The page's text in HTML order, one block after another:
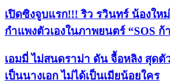
เปิดซิงจูบแรก!!! ริว รวินทร์ น้องให
กำแพงตัวเองในภาพยนตร์ “SOS
เอมมี่ ไม่สนดราม่า ดัน จื้อหลิง สุด
เป็นนางเอก ไม่ได้เป็นเมียน้อยใคร